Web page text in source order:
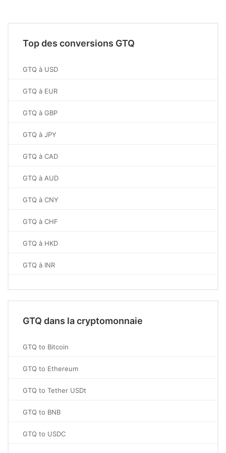
Top des conversions GTQ
GTQ à USD
GTQ à EUR
GTQ à GBP
GTQ à JPY
GTQ à CAD
GTQ à AUD
GTQ à CNY
GTQ à CHF
GTQ à HKD
GTQ à INR
GTQ dans la cryptomonnaie
GTQ to Bitcoin
GTQ to Ethereum
GTQ to Tether USDt
GTQ to BNB
GTQ to USDC